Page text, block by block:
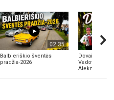
02:35
Balbieriškio šventės
pradžia-2026
Dovainonių
Vadovas
Aleknavičius